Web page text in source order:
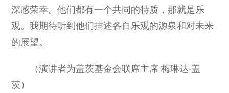
深感荣幸。他们都有一个共同的特质，那就是乐
观。我期待听到他们描述各自乐观的源泉和对未来
的展望。
（演讲者为盖茨基金会联席主席 梅琳达·盖
茨）